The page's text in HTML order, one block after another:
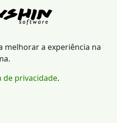
melhorar a experiência na
de privacidade.